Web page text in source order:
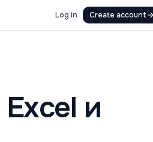
Log in Create account
и